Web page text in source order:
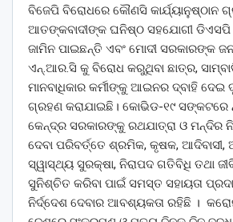
ବିଜେପି ବିରୋଧରେ କୌଣସି କାର୍ଯ୍ୟାନୁଷ୍ଠାନ
ଆତଙ୍କବାଦୀଙ୍କ ଘନିଷ୍ଠ ସହଯୋଗୀ ଡିଏସପି
ଜାମିନ ପାଇଛନ୍ତି ଏବଂ ମୋଦୀ ସରକାରଙ୍କ
ଏନ୍.ଆର.ସି କୁ ବିରୋଧ କରୁଥିବା ଛାତ୍ର,
ମାନବାଧିକାର କର୍ମୀଙ୍କୁ ଆଇନର ଦ୍ବାହି ଦେଇ
ଗ୍ରହଣ କରାଯାଇଛି। କୋଭିଡ-୧୯ ସଙ୍କଟରେ
କେନ୍ଦ୍ର ସରକାରଙ୍କୁ ରଥଯାତ୍ରା ଓ ମନ୍ଦିର
ଦେବା ପରିବର୍ତ୍ତେ ଶ୍ରମିକ, କୃଷକ, ଆଦିବାସୀ,
ସ୍ୱାସ୍ଥ୍ୟ ସୁରକ୍ଷା, ନିରାପଦ ଗତିବିଧି ତଥା
ସୁନିଶ୍ଚିତ କରିବା ପାଇଁ ସମସ୍ତ ସହାୟତା
ନିର୍ଦ୍ଦେଶ ଦେବାର ଆବଶ୍ୟକତା ରହିଛି ।